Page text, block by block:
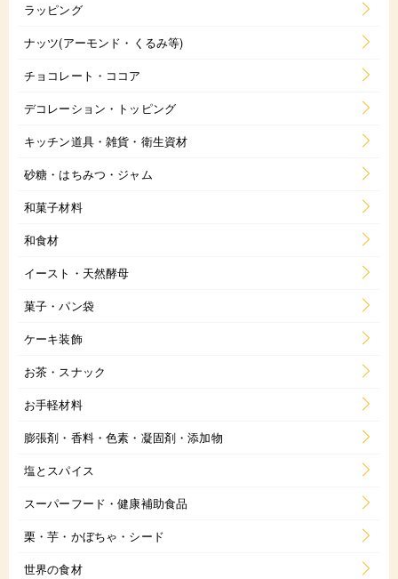
ラッピング
ナッツ(アーモンド・くるみ等)
チョコレート・ココア
デコレーション・トッピング
キッチン道具・雑貨・衛生資材
砂糖・はちみつ・ジャム
和菓子材料
和食材
イースト・天然酵母
菓子・パン袋
ケーキ装飾
お茶・スナック
お手軽材料
膨張剤・香料・色素・凝固剤・添加物
塩とスパイス
スーパーフード・健康補助食品
栗・芋・かぼちゃ・シード
世界の食材